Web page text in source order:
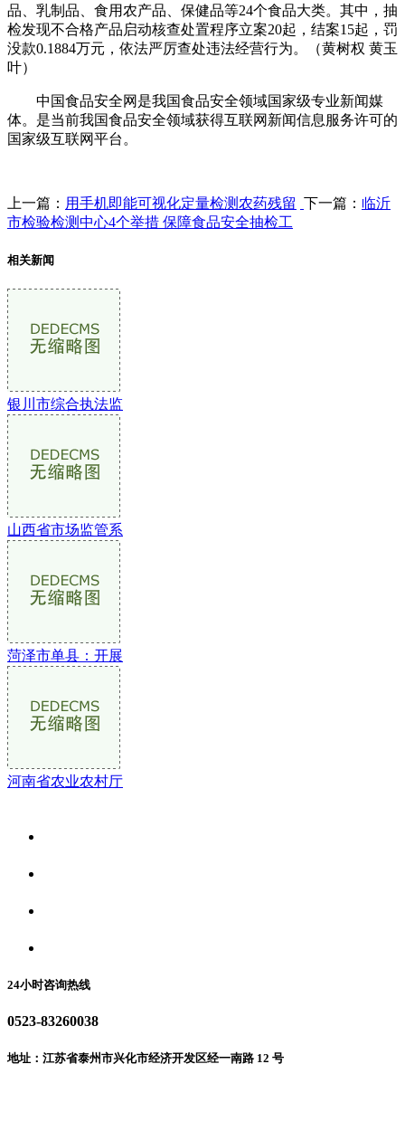
品、乳制品、食用农产品、保健品等24个食品大类。其中，抽
检发现不合格产品启动核查处置程序立案20起，结案15起，罚
没款0.1884万元，依法严厉查处违法经营行为。（黄树权 黄玉
叶）
中国食品安全网是我国食品安全领域国家级专业新闻媒
体。是当前我国食品安全领域获得互联网新闻信息服务许可的
国家级互联网平台。
上一篇： 用手机即能可视化定量检测农药残留 下一篇： 临沂
市检验检测中心4个举措 保障食品安全抽检工
相关新闻
银川市综合执法监
山西省市场监管系
菏泽市单县：开展
河南省农业农村厅
24小时咨询热线
0523-83260038
地址：江苏省泰州市兴化市经济开发区经一南路 12 号